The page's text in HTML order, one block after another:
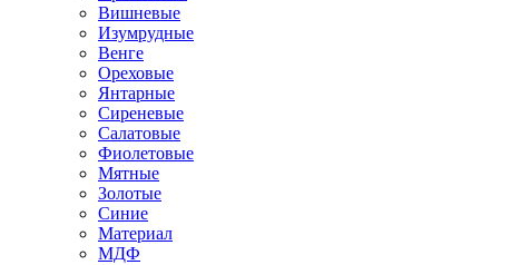
Вишневые
Изумрудные
Венге
Ореховые
Янтарные
Сиреневые
Салатовые
Фиолетовые
Мятные
Золотые
Синие
Материал
МДФ